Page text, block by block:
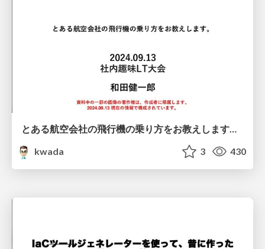
とある航空会社の飛行機の乗り方をお教えします。/20240913-lt
kwada
3 430